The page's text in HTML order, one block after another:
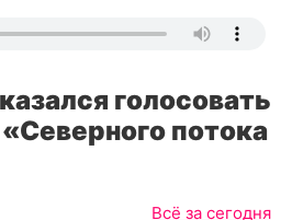
голосовать
потока
Всё за сегодня